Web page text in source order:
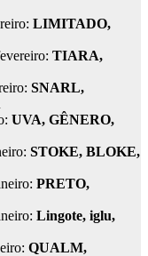
LIMITADO,
TIARA,
SNARL,
UVA, GÊNERO,
STOKE, BLOKE,
PRETO,
Lingote, iglu,
QUALM,